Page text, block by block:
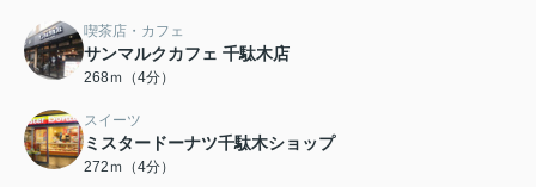
喫茶店・カフェ
サンマルクカフェ 千駄木店
268ｍ（4分）
スイーツ
ミスタードーナツ千駄木ショップ
272ｍ（4分）